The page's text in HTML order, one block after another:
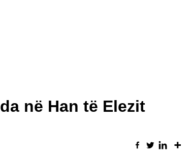
në Han të Elezit